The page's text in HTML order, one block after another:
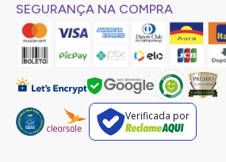
SEGURANÇA NA COMPRA
Verificada por